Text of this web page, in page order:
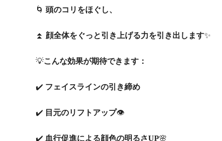
🌀 頭のコリをほぐし、
⏫ 顔全体をぐっと引き上げる力を引き出します✨
💡こんな効果が期待できます：
✔️ フェイスラインの引き締め
✔️ 目元のリフトアップ👁️
✔️ 血行促進による顔色の明るさUP🌸